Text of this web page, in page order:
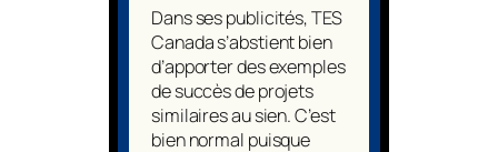
Dans ses publicités, TES
Canada s’abstient bien
d’apporter des exemples
de succès de projets
similaires au sien. C’est
bien normal puisque